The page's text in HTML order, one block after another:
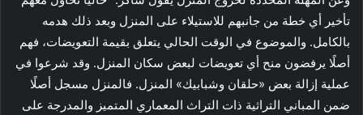
تأخير أي خطة من جانبهم للاستيلاء على المنزل وبعد ذلك هدمه
بالكامل. والموضوع في الوقت الحالي يتعلق بقيمة التعويضات، فهم
أصلًا يرفضون منح أي تعويضات لبعض سكان المنزل. وقد شرعوا في
عملية إزالة بعض «حلقان وشبابيك» المنزل. فالمنزل مسجل أصلًا
ضمن المباني التراثية ذات التراث المعماري المتميز والمدرجة على